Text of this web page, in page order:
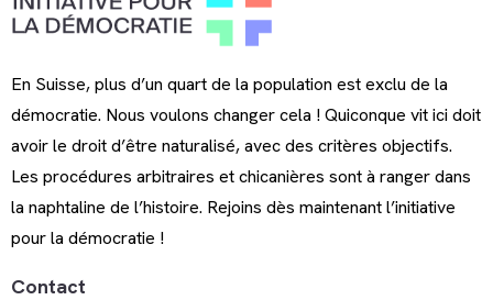
En Suisse, plus d’un quart de la population est exclu de la
démocratie. Nous voulons changer cela ! Quiconque vit ici doit
avoir le droit d’être naturalisé, avec des critères objectifs.
Les procédures arbitraires et chicanières sont à ranger dans
la naphtaline de l’histoire. Rejoins dès maintenant l’initiative
pour la démocratie !
Contact